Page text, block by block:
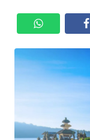
SERBA-
SERBI
OPINI
INDEKS
BERITA